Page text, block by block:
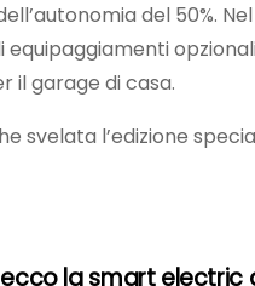
del 50%.
equipaggiamenti
il garage di casa.
svelata l’edizione
la smart electric